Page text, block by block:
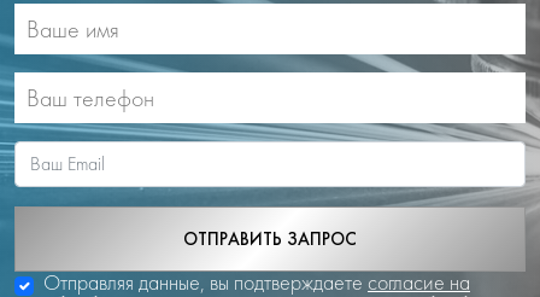
ОТПРАВИТЬ ЗАПРОС
Отправляя данные, вы подтверждаете согласие на